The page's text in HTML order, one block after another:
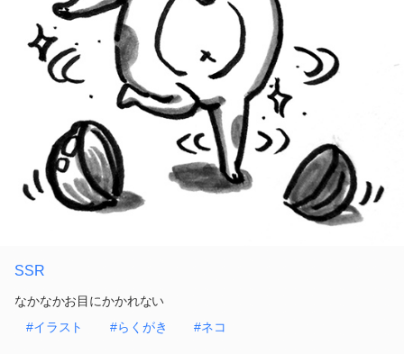
SSR
なかなかお目にかかれない
#イラスト
#らくがき #ネコ